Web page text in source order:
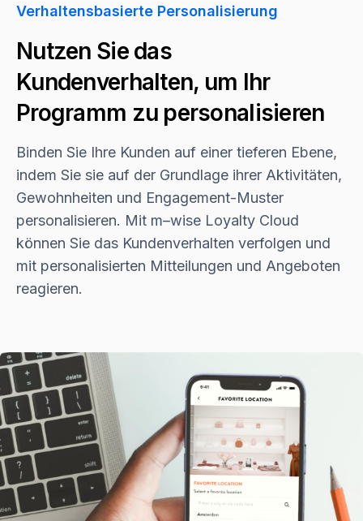
Verhaltensbasierte Personalisierung
Nutzen Sie das
Kundenverhalten, um Ihr
Programm zu personalisieren
Binden Sie Ihre Kunden auf einer tieferen Ebene,
indem Sie sie auf der Grundlage ihrer Aktivitäten,
Gewohnheiten und Engagement-Muster
personalisieren. Mit m–wise Loyalty Cloud
können Sie das Kundenverhalten verfolgen und
mit personalisierten Mitteilungen und Angeboten
reagieren.